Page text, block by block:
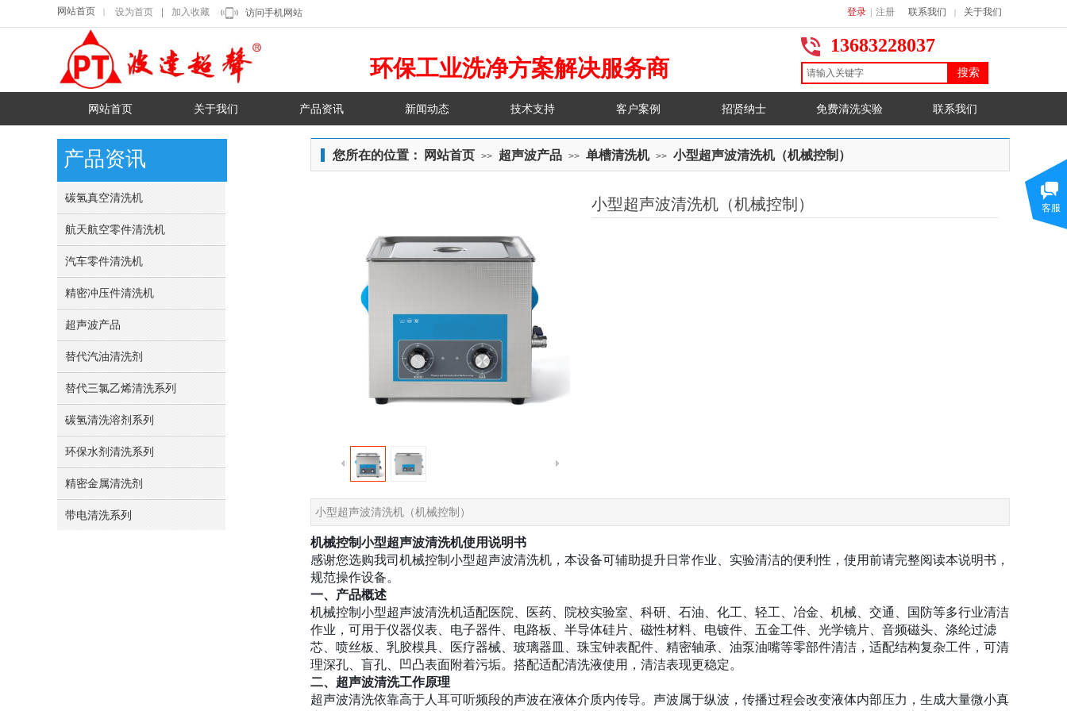
联系我们 关于我们
网站首页 设为首页 加入收藏 访问手机网站 登录 注册
13683228037
搜索
环保工业洗净方案解决服务商
网站首页 关于我们 产品资讯 新闻动态 技术支持 客户案例 招贤纳士 免费清洗实验 联系我们
产品资讯 您所在的位置： 网站首页 >> 超声波产品 >> 单槽清洗机 >> 小型超声波清洗机（机械控制）
小型超声波清洗机（机械控制）
小型超声波清洗机（机械控制）
机械控制小型超声波清洗机使用说明书
感谢您选购我司机械控制小型超声波清洗机，本设备可辅助提升日常作业、实验清洁的便利性，使用前请完整阅读本说明书，
规范操作设备。
一、产品概述
机械控制小型超声波清洗机适配医院、医药、院校实验室、科研、石油、化工、轻工、冶金、机械、交通、国防等多行业清洁
作业，可用于仪器仪表、电子器件、电路板、半导体硅片、磁性材料、电镀件、五金工件、光学镜片、音频磁头、涤纶过滤
芯、喷丝板、乳胶模具、医疗器械、玻璃器皿、珠宝钟表配件、精密轴承、油泵油嘴等零部件清洁，适配结构复杂工件，可清
理深孔、盲孔、凹凸表面附着污垢。搭配适配清洗液使用，清洁表现更稳定。
二、超声波清洗工作原理
超声波清洗依靠高于人耳可听频段的声波在液体介质内传导。声波属于纵波，传播过程会改变液体内部压力，生成大量微小真
碳氢真空清洗机
航天航空零件清洗机
汽车零件清洗机
精密冲压件清洗机
超声波产品
替代汽油清洗剂
替代三氯乙烯清洗系列
碳氢清洗溶剂系列
环保水剂清洗系列
精密金属清洗剂
带电清洗系列
客服